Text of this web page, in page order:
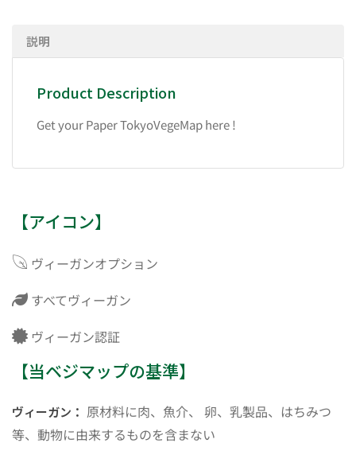
説明
Product Description
Get your Paper TokyoVegeMap here !
【アイコン】
ヴィーガンオプション
すべてヴィーガン
ヴィーガン認証
【当ベジマップの基準】
ヴィーガン： 原材料に肉、魚介、 卵、乳製品、はちみつ
等、動物に由来するものを含まない